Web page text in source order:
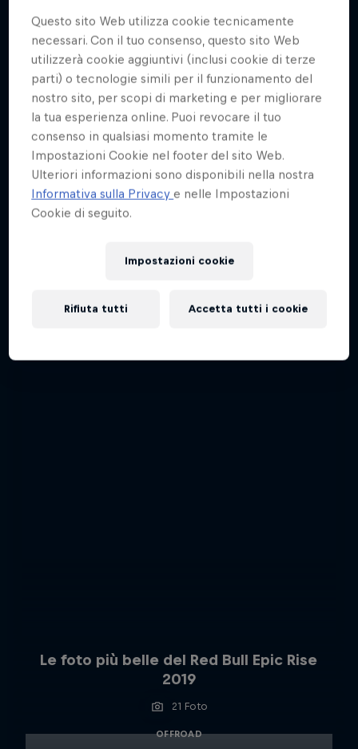
Le foto più belle del Red Bull Epic Rise
2019
21 Foto
OFFROAD
Questo sito Web utilizza cookie tecnicamente
necessari. Con il tuo consenso, questo sito Web
utilizzerà cookie aggiuntivi (inclusi cookie di terze
parti) o tecnologie simili per il funzionamento del
nostro sito, per scopi di marketing e per migliorare
la tua esperienza online. Puoi revocare il tuo
consenso in qualsiasi momento tramite le
Impostazioni Cookie nel footer del sito Web.
Ulteriori informazioni sono disponibili nella nostra
Informativa sulla Privacye nelle Impostazioni
Cookie di seguito.
Impostazioni cookie
Rifiuta tutti Accetta tutti i cookie